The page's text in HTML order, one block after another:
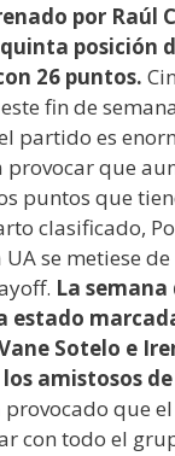
por Raúl
posición
26 puntos.
fin de
partido es
que
puntos que
clasificado,
se metiese
La semana
estado
Sotelo e
amistosos
provocado que
con todo el